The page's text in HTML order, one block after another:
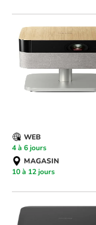
WEB
4 à 6 jours
MAGASIN
10 à 12 jours